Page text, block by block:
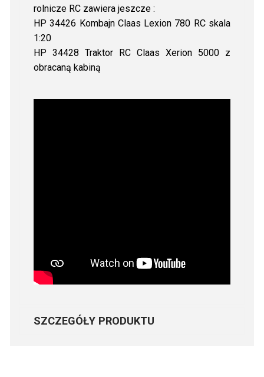
rolnicze RC zawiera jeszcze :
HP 34426 Kombajn Claas Lexion 780 RC skala
1:20
HP 34428 Traktor RC Claas Xerion 5000 z
obracaną kabiną
SZCZEGÓŁY PRODUKTU